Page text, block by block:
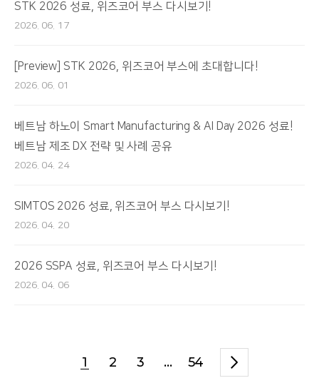
STK 2026 성료, 위즈코어 부스 다시보기!
2026. 06. 17
[Preview] STK 2026, 위즈코어 부스에 초대합니다!
2026. 06. 01
베트남 하노이 Smart Manufacturing & AI Day 2026 성료!
베트남 제조 DX 전략 및 사례 공유
2026. 04. 24
SIMTOS 2026 성료, 위즈코어 부스 다시보기!
2026. 04. 20
2026 SSPA 성료, 위즈코어 부스 다시보기!
2026. 04. 06
1 2 3 ... 54